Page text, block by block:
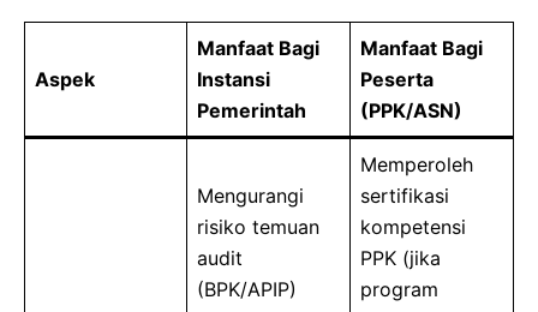
Aspek
Manfaat Bagi
Instansi
Pemerintah
Manfaat Bagi
Peserta
(PPK/ASN)
Mengurangi
risiko temuan
audit
(BPK/APIP)
Memperoleh
sertifikasi
kompetensi
PPK (jika
program